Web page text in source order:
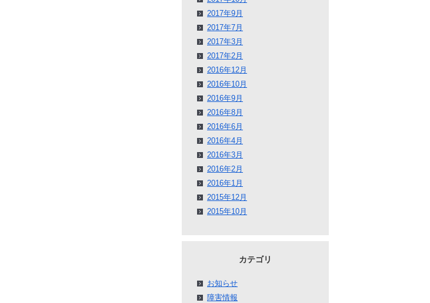
2017年9月
2017年7月
2017年3月
2017年2月
2016年12月
2016年10月
2016年9月
2016年8月
2016年6月
2016年4月
2016年3月
2016年2月
2016年1月
2015年12月
2015年10月
カテゴリ
お知らせ
障害情報